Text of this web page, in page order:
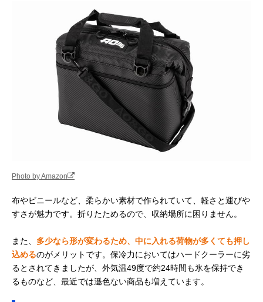
Photo by Amazon
布やビニールなど、柔らかい素材で作られていて、軽さと運びや
すさが魅力です。折りたためるので、収納場所に困りません。
また、 多少なら形が変わるため、中に入れる荷物が多くても押し
込めるのがメリットです。保冷力においてはハードクーラーに劣
るとされてきましたが、外気温49度で約24時間も氷を保持でき
るものなど、最近では遜色ない商品も増えています。